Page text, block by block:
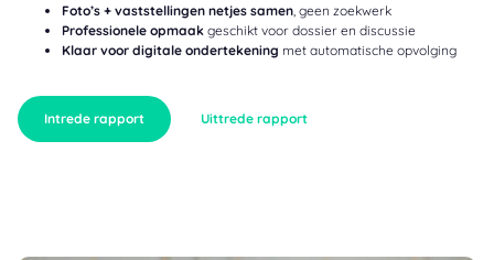
Foto’s + vaststellingen netjes samen, geen zoekwerk
Professionele opmaak geschikt voor dossier en discussie
Klaar voor digitale ondertekening met automatische opvolging
Intrede rapport Uittrede rapport